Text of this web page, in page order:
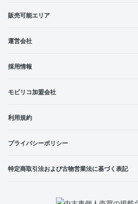
販売可能エリア
運営会社
採用情報
モビリコ加盟会社
利用規約
プライバシーポリシー
特定商取引法および古物営業法に基づく表記